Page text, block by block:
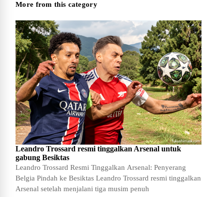
More from this category
Leandro Trossard resmi tinggalkan Arsenal untuk
gabung Besiktas
Leandro Trossard Resmi Tinggalkan Arsenal: Penyerang
Belgia Pindah ke Besiktas Leandro Trossard resmi tinggalkan
Arsenal setelah menjalani tiga musim penuh